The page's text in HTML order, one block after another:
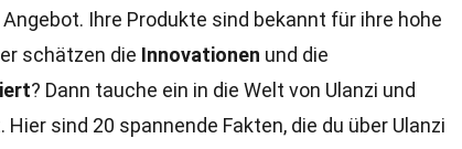
Ihre Produkte sind bekannt für ihre hohe
schätzen die Innovationen und die
? Dann tauche ein in die Welt von Ulanzi und
sind 20 spannende Fakten, die du über Ulanzi